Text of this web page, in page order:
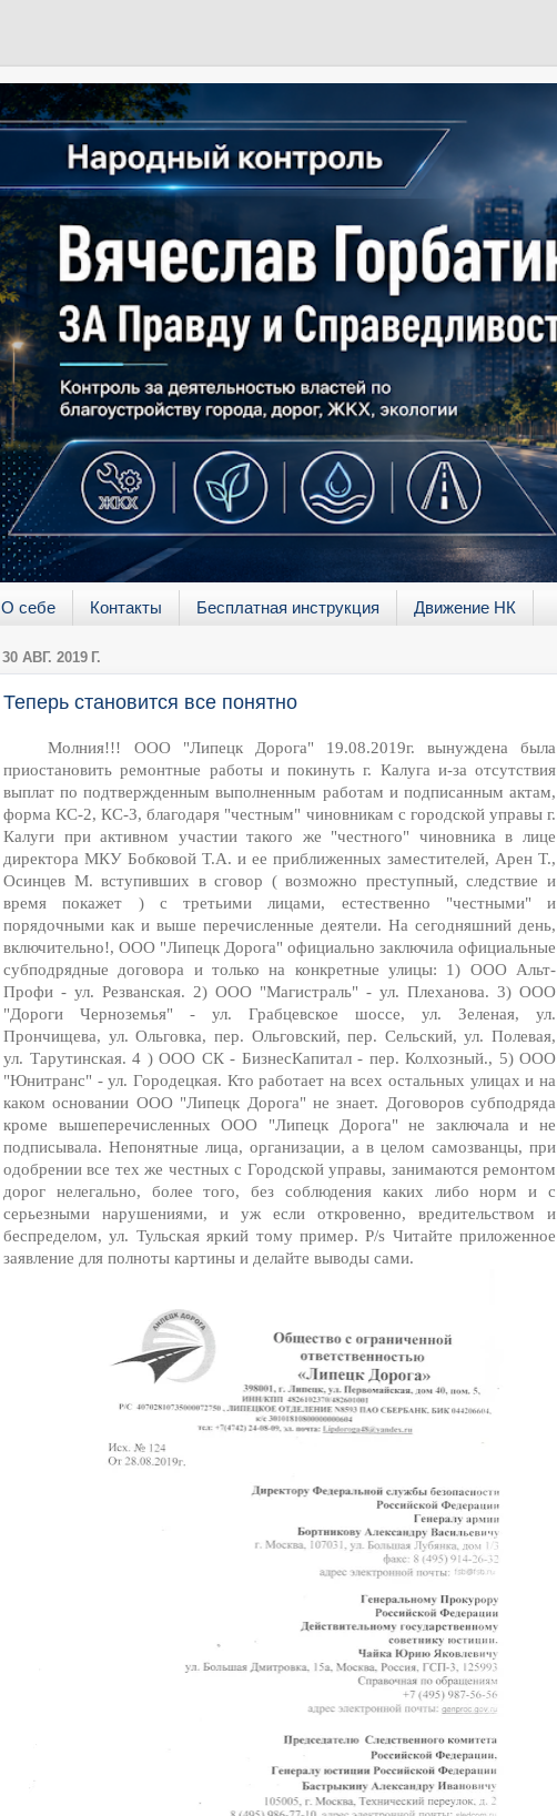
О себе Контакты Бесплатная инструкция Движение НК
30 АВГ. 2019 Г.
Теперь становится все понятно
Молния!!! ООО "Липецк Дорога" 19.08.2019г. вынуждена была
приостановить ремонтные работы и покинуть г. Калуга и-за отсутствия
выплат по подтвержденным выполненным работам и подписанным актам,
форма КС-2, КС-3, благодаря "честным" чиновникам с городской управы г.
Калуги при активном участии такого же "честного" чиновника в лице
директора МКУ Бобковой Т.А. и ее приближенных заместителей, Арен Т.,
Осинцев М. вступивших в сговор ( возможно преступный, следствие и
время покажет ) с третьими лицами, естественно "честными" и
порядочными как и выше перечисленные деятели. На сегодняшний день,
включительно!, ООО "Липецк Дорога" официально заключила официальные
субподрядные договора и только на конкретные улицы: 1) ООО Альт-
Профи - ул. Резванская. 2) ООО "Магистраль" - ул. Плеханова. 3) ООО
"Дороги Черноземья" - ул. Грабцевское шоссе, ул. Зеленая, ул.
Прончищева, ул. Ольговка, пер. Ольговский, пер. Сельский, ул. Полевая,
ул. Тарутинская. 4 ) ООО СК - БизнесКапитал - пер. Колхозный., 5) ООО
"Юнитранс" - ул. Городецкая. Кто работает на всех остальных улицах и на
каком основании ООО "Липецк Дорога" не знает. Договоров субподряда
кроме вышеперечисленных ООО "Липецк Дорога" не заключала и не
подписывала. Непонятные лица, организации, а в целом самозванцы, при
одобрении все тех же честных с Городской управы, занимаются ремонтом
дорог нелегально, более того, без соблюдения каких либо норм и с
серьезными нарушениями, и уж если откровенно, вредительством и
беспределом, ул. Тульская яркий тому пример. P/s Читайте приложенное
заявление для полноты картины и делайте выводы сами.